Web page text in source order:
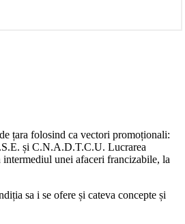
țara folosind ca vectori promoționali:
și C.N.A.D.T.C.U. Lucrarea
intermediul unei afaceri francizabile, la
sa i se ofere și cateva concepte și